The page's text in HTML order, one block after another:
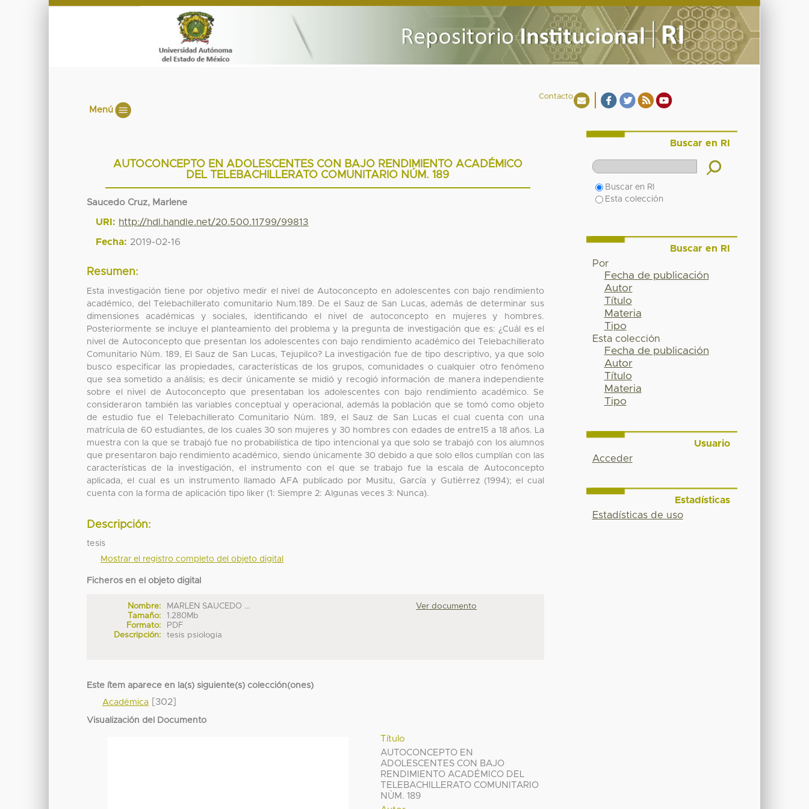
Contacto
Menú
AUTOCONCEPTO EN ADOLESCENTES CON BAJO RENDIMIENTO ACADÉMICO
DEL TELEBACHILLERATO COMUNITARIO NÚM. 189
Saucedo Cruz, Marlene
URI: http://hdl.handle.net/20.500.11799/99813
Fecha: 2019-02-16
Resumen:
Esta investigación tiene por objetivo medir el nivel de Autoconcepto en adolescentes con bajo rendimiento
académico, del Telebachillerato comunitario Num.189. De el Sauz de San Lucas, además de determinar sus
dimensiones académicas y sociales, identificando el nivel de autoconcepto en mujeres y hombres.
Posteriormente se incluye el planteamiento del problema y la pregunta de investigación que es: ¿Cuál es el
nivel de Autoconcepto que presentan los adolescentes con bajo rendimiento académico del Telebachillerato
Comunitario Núm. 189, El Sauz de San Lucas, Tejupilco? La investigación fue de tipo descriptivo, ya que solo
busco especificar las propiedades, características de los grupos, comunidades o cualquier otro fenómeno
que sea sometido a análisis; es decir únicamente se midió y recogió información de manera independiente
sobre el nivel de Autoconcepto que presentaban los adolescentes con bajo rendimiento académico. Se
consideraron también las variables conceptual y operacional, además la población que se tomó como objeto
de estudio fue el Telebachillerato Comunitario Núm. 189, el Sauz de San Lucas el cual cuenta con una
matrícula de 60 estudiantes, de los cuales 30 son mujeres y 30 hombres con edades de entre15 a 18 años. La
muestra con la que se trabajó fue no probabilística de tipo intencional ya que solo se trabajó con los alumnos
que presentaron bajo rendimiento académico, siendo únicamente 30 debido a que solo ellos cumplían con las
características de la investigación, el instrumento con el que se trabajo fue la escala de Autoconcepto
aplicada, el cual es un instrumento llamado AFA publicado por Musitu, García y Gutiérrez (1994); el cual
cuenta con la forma de aplicación tipo liker (1: Siempre 2: Algunas veces 3: Nunca).
Descripción:
tesis
Mostrar el registro completo del objeto digital
Ficheros en el objeto digital
Nombre:
MARLEN SAUCEDO ...
Tamaño:
1.280Mb
Formato:
PDF
Descripción:
tesis psiologia
Ver documento
Este ítem aparece en la(s) siguiente(s) colección(ones)
Académica [302]
Visualización del Documento
Título
AUTOCONCEPTO EN
ADOLESCENTES CON BAJO
RENDIMIENTO ACADÉMICO DEL
TELEBACHILLERATO COMUNITARIO
NÚM. 189
Buscar en RI
Buscar en RI
Esta colección
Buscar en RI
Por
Fecha de publicación
Autor
Título
Materia
Tipo
Esta colección
Fecha de publicación
Autor
Título
Materia
Tipo
Usuario
Acceder
Estadísticas
Estadísticas de uso